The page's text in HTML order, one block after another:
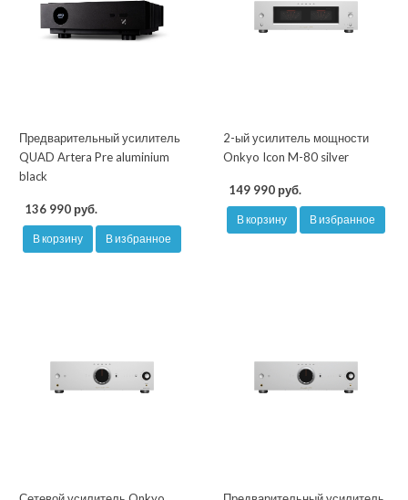
Предварительный усилитель
QUAD Artera Pre aluminium
black
136 990 руб.
В корзину В избранное
2-ый усилитель мощности
Onkyo Icon M-80 silver
149 990 руб.
В корзину В избранное